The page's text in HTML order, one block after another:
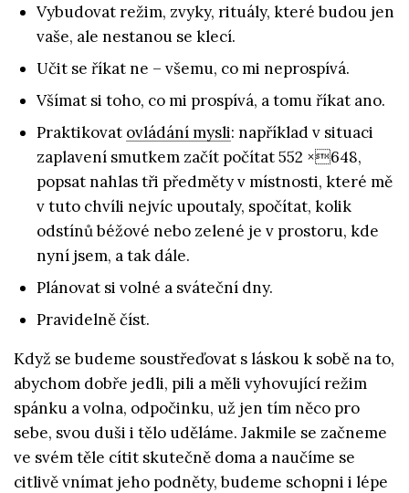
Vybudovat režim, zvyky, rituály, které budou jen
vaše, ale nestanou se klecí.
Učit se říkat ne – všemu, co mi neprospívá.
Všímat si toho, co mi prospívá, a tomu říkat ano.
Praktikovat ovládání mysli: například v situaci
zaplavení smutkem začít počítat 552 ×648,
popsat nahlas tři předměty v místnosti, které mě
v tuto chvíli nejvíc upoutaly, spočítat, kolik
odstínů béžové nebo zelené je v prostoru, kde
nyní jsem, a tak dále.
Plánovat si volné a sváteční dny.
Pravidelně číst.
Když se budeme soustřeďovat s láskou k sobě na to,
abychom dobře jedli, pili a měli vyhovující režim
spánku a volna, odpočinku, už jen tím něco pro
sebe, svou duši i tělo uděláme. Jakmile se začneme
ve svém těle cítit skutečně doma a naučíme se
citlivě vnímat jeho podněty, budeme schopni i lépe